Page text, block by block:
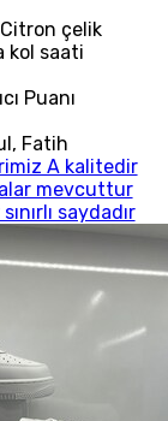
çelik
kol saati
Puanı
, Fatih
A kalitedir
mevcuttur
saydadır